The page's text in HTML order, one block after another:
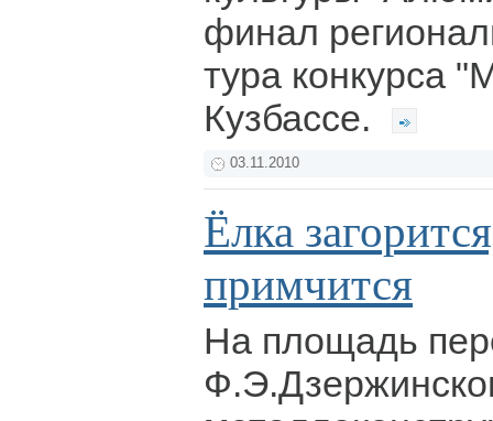
финал
тура конкурса
Кузбассе.
03.11.2010
Ёлка
примчится
На площадь